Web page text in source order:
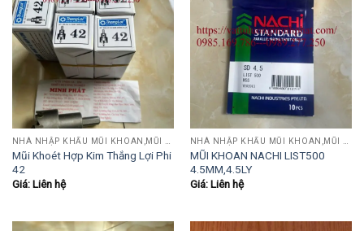
Mũi Khoét Hợp Kim Thắng Lợi Phi
42
Giá: Liên hệ
MŨI KHOAN NACHI LIST500
4.5MM,4.5LY
Giá: Liên hệ